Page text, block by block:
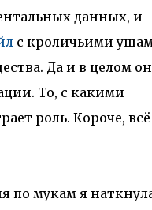
данных, и
с кроличьими
Да и в целом
То, с какими
роль. Короче, всё
по мукам я